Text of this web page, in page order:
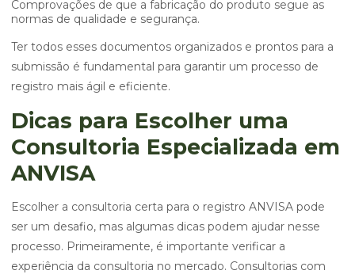
Comprovações de que a fabricação do produto segue as
normas de qualidade e segurança.
Ter todos esses documentos organizados e prontos para a
submissão é fundamental para garantir um processo de
registro mais ágil e eficiente.
Dicas para Escolher uma
Consultoria Especializada em
ANVISA
Escolher a consultoria certa para o registro ANVISA pode
ser um desafio, mas algumas dicas podem ajudar nesse
processo. Primeiramente, é importante verificar a
experiência da consultoria no mercado. Consultorias com